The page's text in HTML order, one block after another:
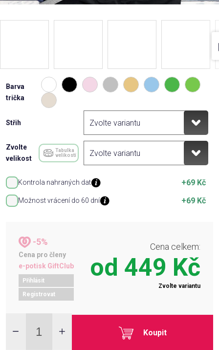
Barva
trička
Střih
Zvolte
velikost
Tabulka
velikostí
Kontrola nahraných dat +69 Kč
Možnost vrácení do 60 dní +69 Kč
-5%
Cena pro členy
e-potisk GiftClub
Přihlásit
Registrovat
Cena celkem:
od 449 Kč
Zvolte variantu
Koupit